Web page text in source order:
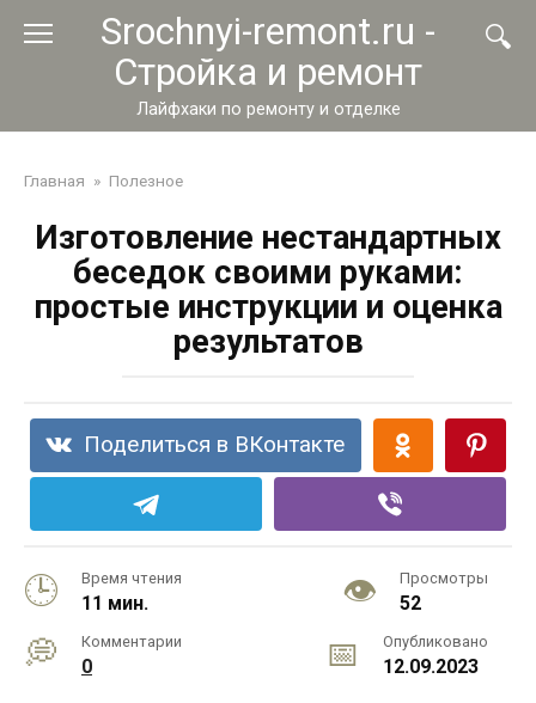
Srochnyi-remont.ru -
Стройка и ремонт
Лайфхаки по ремонту и отделке
Главная » Полезное
Изготовление нестандартных
беседок своими руками:
простые инструкции и оценка
результатов
Поделиться в ВКонтакте
Время чтения
11 мин.
Просмотры
52
Комментарии
0
Опубликовано
12.09.2023